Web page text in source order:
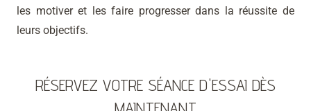
les motiver et les faire progresser dans la réussite de
leurs objectifs.
RÉSERVEZ VOTRE SÉANCE D'ESSAI DÈS